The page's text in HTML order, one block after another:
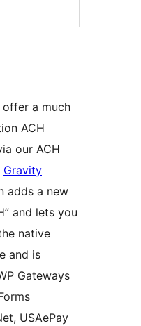
offer a much
ACH
our ACH
Gravity
adds a new
and lets you
native
and is
Gateways
USAePay